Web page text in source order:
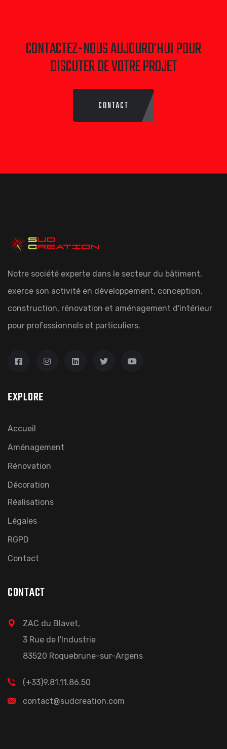
CONTACTEZ-NOUS AUJOURD'HUI POUR
DISCUTER DE VOTRE PROJET
CONTACT
Notre société experte dans le secteur du bâtiment,
exerce son activité en développement, conception,
construction, rénovation et aménagement d'intérieur
pour professionnels et particuliers.
EXPLORE
Accueil
Aménagement
Rénovation
Décoration
Réalisations
Légales
RGPD
Contact
CONTACT
ZAC du Blavet,
3 Rue de l'Industrie
83520 Roquebrune-sur-Argens
(+33)9.81.11.86.50
contact@sudcreation.com